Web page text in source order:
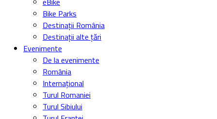
Bike Parks
Destinații România
Destinații alte țări
Evenimente
De la evenimente
România
Internațional
Turul Romaniei
Turul Sibiului